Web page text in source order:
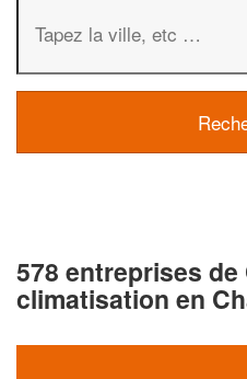
578 entreprises
climatisation en